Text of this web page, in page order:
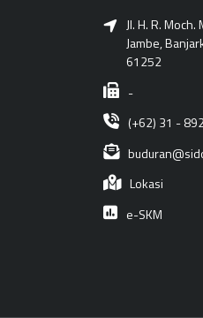
Jl. H. R.
Jambe,
61252
-
(+62) 31 -
Lokasi
e-SKM